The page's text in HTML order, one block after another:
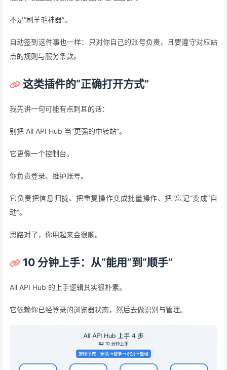
不是“刷羊毛神器”。
自动签到这件事也一样：只对你自己的账号负责，且要遵守对应站
点的规则与服务条款。
这类插件的“正确打开方式”
我先讲一句可能有点刺耳的话：
别把 All API Hub 当“更强的中转站”。
它更像一个控制台。
你负责登录、维护账号。
它负责把信息归拢、把重复操作变成批量操作、把“忘记”变成“自
动”。
思路对了，你用起来会很顺。
10 分钟上手：从“能用”到“顺手”
All API Hub 的上手逻辑其实很朴素。
它依赖你已经登录的浏览器状态，然后去做识别与管理。